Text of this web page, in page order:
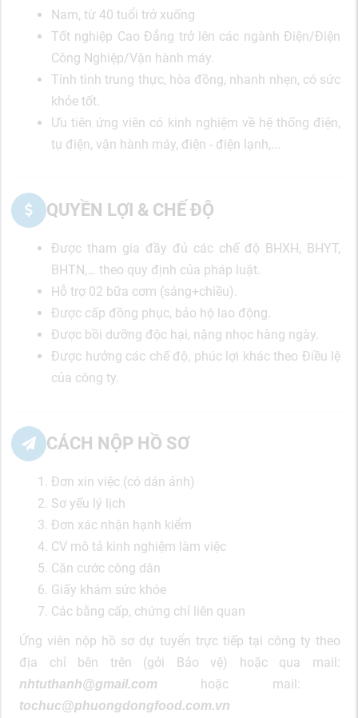
Nam, từ 40 tuổi trở xuống
Tốt nghiệp Cao Đẳng trở lên các ngành Điện/Điện
Công Nghiệp/Vận hành máy.
Tính tình trung thực, hòa đồng, nhanh nhẹn, có sức
khỏe tốt.
Ưu tiên ứng viên có kinh nghiệm về hệ thống điện,
tụ điện, vận hành máy, điện - điện lạnh,...
QUYỀN LỢI & CHẾ ĐỘ
Được tham gia đầy đủ các chế độ BHXH, BHYT,
BHTN,… theo quy định của pháp luật.
Hỗ trợ 02 bữa cơm (sáng+chiều).
Được cấp đồng phục, bảo hộ lao động.
Được bồi dưỡng độc hại, nặng nhọc hàng ngày.
Được hưởng các chế độ, phúc lợi khác theo Điều lệ
của công ty.
CÁCH NỘP HỒ SƠ
Đơn xin việc (có dán ảnh)
Sơ yếu lý lịch
Đơn xác nhận hạnh kiểm
CV mô tả kinh nghiệm làm việc
Căn cước công dân
Giấy khám sức khỏe
Các bằng cấp, chứng chỉ liên quan
Ứng viên nộp hồ sơ dự tuyển trực tiếp tại công ty theo
địa chỉ bên trên (gởi Bảo vệ) hoặc qua mail:
nhtuthanh@gmail.com hoặc mail:
tochuc@phuongdongfood.com.vn